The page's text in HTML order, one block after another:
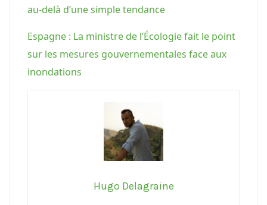
au-delà d’une simple tendance
Espagne : La ministre de l’Écologie fait le point
sur les mesures gouvernementales face aux
inondations
Hugo Delagraine